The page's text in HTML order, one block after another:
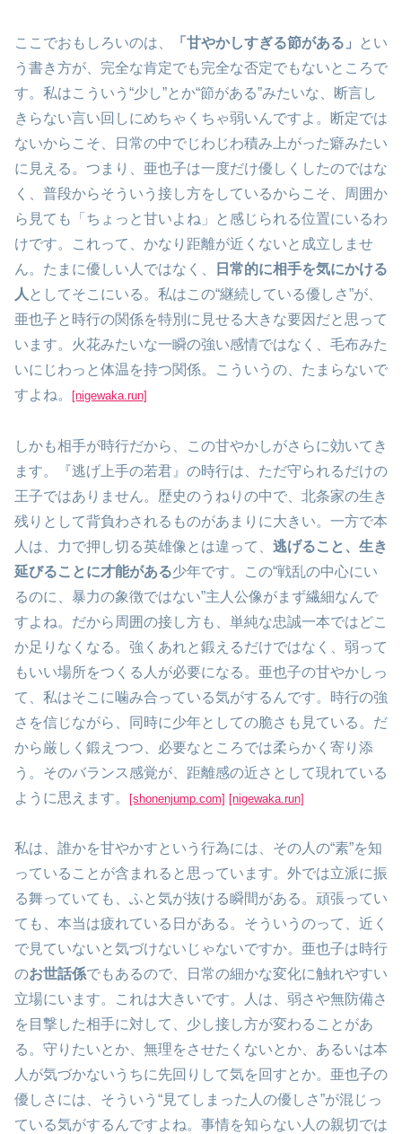
ここでおもしろいのは、 「甘やかしすぎる節がある」
とい
う書き方が、完全な肯定でも完全な否定でもないところで
す。私はこういう“少し”とか“節がある”みたいな、断言し
きらない言い回しにめちゃくちゃ弱いんですよ。断定では
ないからこそ、日常の中でじわじわ積み上がった癖みたい
に見える。つまり、亜也子は一度だけ優しくしたのではな
く、普段からそういう接し方をしているからこそ、周囲か
ら見ても「ちょっと甘いよね」と感じられる位置にいるわ
けです。これって、かなり距離が近くないと成立しませ
ん。たまに優しい人ではなく、
日常的に相手を気にかける
人 としてそこにいる。私はこの“継続している優しさ”が、
亜也子と時行の関係を特別に見せる大きな要因だと思って
います。火花みたいな一瞬の強い感情ではなく、毛布みた
いにじわっと体温を持つ関係。こういうの、たまらないで
すよね。
[nigewaka.run]
しかも相手が時行だから、この甘やかしがさらに効いてき
ます。『逃げ上手の若君』の時行は、ただ守られるだけの
王子ではありません。歴史のうねりの中で、北条家の生き
残りとして背負わされるものがあまりに大きい。一方で本
人は、力で押し切る英雄像とは違って、 逃げること、生き
延びることに才能がある少年です。この“戦乱の中心にい
るのに、暴力の象徴ではない”主人公像がまず繊細なんで
すよね。だから周囲の接し方も、単純な忠誠一本ではどこ
か足りなくなる。強くあれと鍛えるだけではなく、弱って
もいい場所をつくる人が必要になる。亜也子の甘やかしっ
て、私はそこに噛み合っている気がするんです。時行の強
さを信じながら、同時に少年としての脆さも見ている。だ
から厳しく鍛えつつ、必要なところでは柔らかく寄り添
う。そのバランス感覚が、距離感の近さとして現れている
ように思えます。
[shonenjump.com] [nigewaka.run]
私は、誰かを甘やかすという行為には、その人の“素”を知
っていることが含まれると思っています。外では立派に振
る舞っていても、ふと気が抜ける瞬間がある。頑張ってい
ても、本当は疲れている日がある。そういうのって、近く
で見ていないと気づけないじゃないですか。亜也子は時行
のお世話係でもあるので、日常の細かな変化に触れやすい
立場にいます。これは大きいです。人は、弱さや無防備さ
を目撃した相手に対して、少し接し方が変わることがあ
る。守りたいとか、無理をさせたくないとか、あるいは本
人が気づかないうちに先回りして気を回すとか。亜也子の
優しさには、そういう“見てしまった人の優しさ”が混じっ
ている気がするんですよね。事情を知らない人の親切では